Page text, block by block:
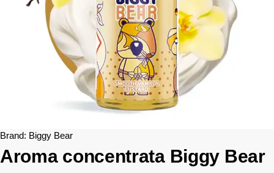
Brand: Biggy Bear
Aroma concentrata Biggy Bear